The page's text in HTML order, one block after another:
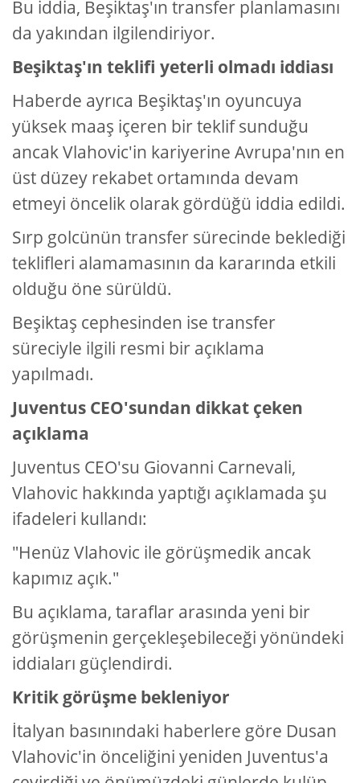
Bu iddia, Beşiktaş'ın transfer planlamasını
da yakından ilgilendiriyor.
Beşiktaş'ın teklifi yeterli olmadı iddiası
Haberde ayrıca Beşiktaş'ın oyuncuya
yüksek maaş içeren bir teklif sunduğu
ancak Vlahovic'in kariyerine Avrupa'nın en
üst düzey rekabet ortamında devam
etmeyi öncelik olarak gördüğü iddia edildi.
Sırp golcünün transfer sürecinde beklediği
teklifleri alamamasının da kararında etkili
olduğu öne sürüldü.
Beşiktaş cephesinden ise transfer
süreciyle ilgili resmi bir açıklama
yapılmadı.
Juventus CEO'sundan dikkat çeken
açıklama
Juventus CEO'su Giovanni Carnevali,
Vlahovic hakkında yaptığı açıklamada şu
ifadeleri kullandı:
"Henüz Vlahovic ile görüşmedik ancak
kapımız açık."
Bu açıklama, taraflar arasında yeni bir
görüşmenin gerçekleşebileceği yönündeki
iddiaları güçlendirdi.
Kritik görüşme bekleniyor
İtalyan basınındaki haberlere göre Dusan
Vlahovic'in önceliğini yeniden Juventus'a